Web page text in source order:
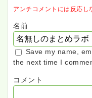
アンチコメントには反応し
名前
Save my name,
the next time I
コメント